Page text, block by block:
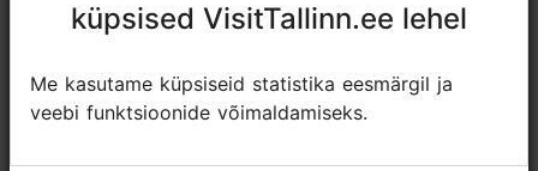
+372 501 1416
Lisainfo
Tubade arv: 4
Loe lähemalt
Broneeri
küpsised VisitTallinn.ee lehel
Me kasutame küpsiseid statistika eesmärgil ja
veebi funktsioonide võimaldamiseks.
küpsised VisitTallinn.ee lehel
Me kasutame küpsiseid statistika eesmärgil ja
veebi funktsioonide võimaldamiseks.